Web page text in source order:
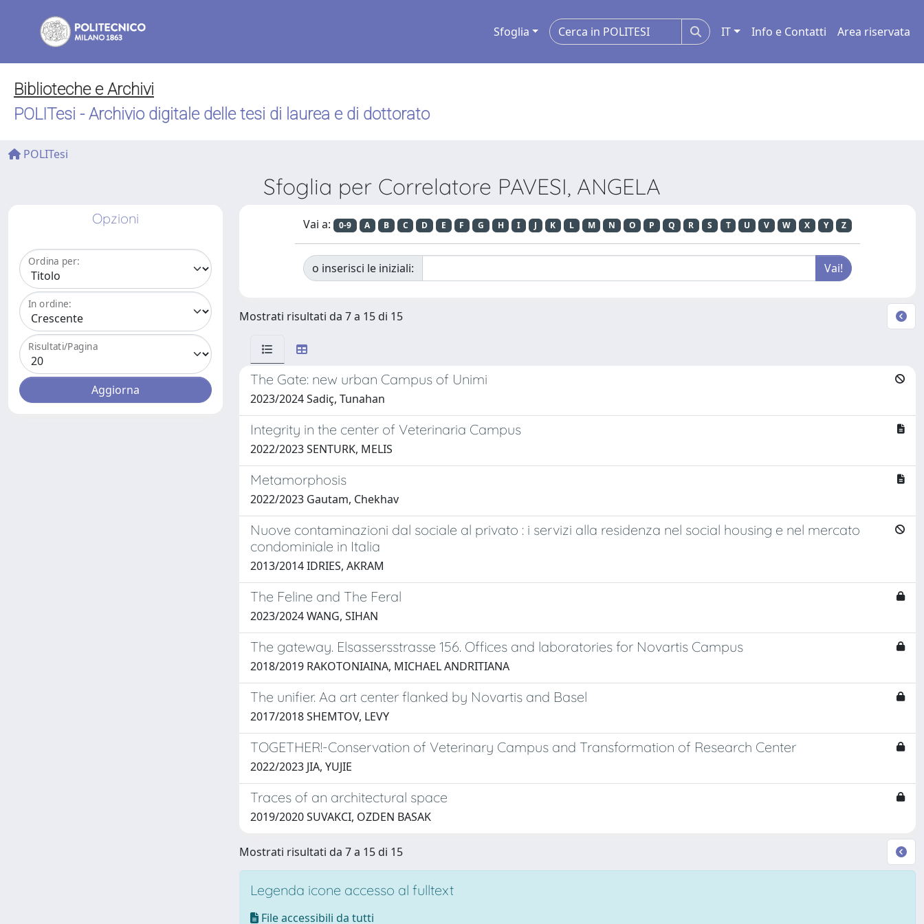
Sfoglia IT Info e Contatti Area riservata
Biblioteche e Archivi
POLITesi - Archivio digitale delle tesi di laurea e di dottorato
POLITesi
Sfoglia per Correlatore PAVESI, ANGELA
Opzioni
Ordina per:
In ordine:
Risultati/Pagina
Vai a: 0-9 A B C D E F G H I J K L M N O P Q R S T U V W X Y Z
o inserisci le iniziali:
Mostrati risultati da 7 a 15 di 15
The Gate: new urban Campus of Unimi
2023/2024 Sadiç, Tunahan
Integrity in the center of Veterinaria Campus
2022/2023 SENTURK, MELIS
Metamorphosis
2022/2023 Gautam, Chekhav
Nuove contaminazioni dal sociale al privato : i servizi alla residenza nel social housing e nel mercato
condominiale in Italia
2013/2014 IDRIES, AKRAM
The Feline and The Feral
2023/2024 WANG, SIHAN
The gateway. Elsassersstrasse 156. Offices and laboratories for Novartis Campus
2018/2019 RAKOTONIAINA, MICHAEL ANDRITIANA
The unifier. Aa art center flanked by Novartis and Basel
2017/2018 SHEMTOV, LEVY
TOGETHER!-Conservation of Veterinary Campus and Transformation of Research Center
2022/2023 JIA, YUJIE
Traces of an architectural space
2019/2020 SUVAKCI, OZDEN BASAK
Mostrati risultati da 7 a 15 di 15
Legenda icone accesso al fulltext
File accessibili da tutti